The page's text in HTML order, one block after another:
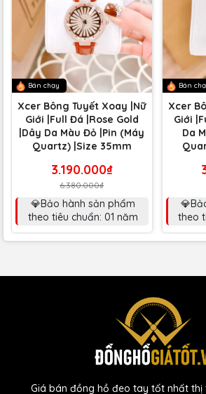
Bán chạy
Xcer Bông Tuyết Xoay |Nữ
Giới |Full Đá |Rose Gold
|Dây Da Màu Đỏ |Pin (Máy
Quartz) |Size 35mm
3.190.000₫
6.380.000₫
💎Bảo hành sản phẩm
theo tiêu chuẩn: 01 năm
Bán
Xcer
Giới
Da
theo
Giá bán đồng hồ đeo tay tốt nhất thị